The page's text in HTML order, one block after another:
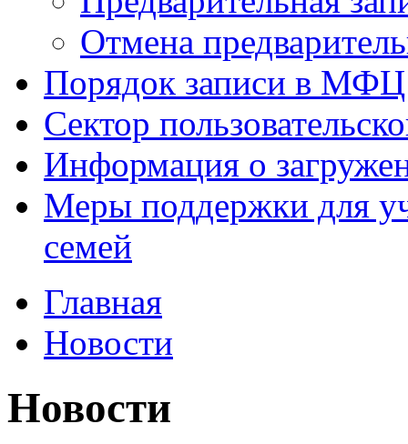
Отмена
Порядок записи в МФЦ
Сектор
Информация о
Меры поддержки для
семей
Главная
Новости
Новости